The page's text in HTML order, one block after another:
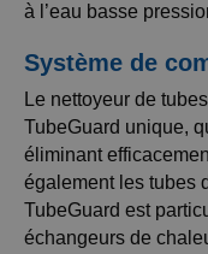
à l’eau basse
Système de
Le nettoyeur de
TubeGuard unique,
éliminant
également les tubes
TubeGuard est
échangeurs de